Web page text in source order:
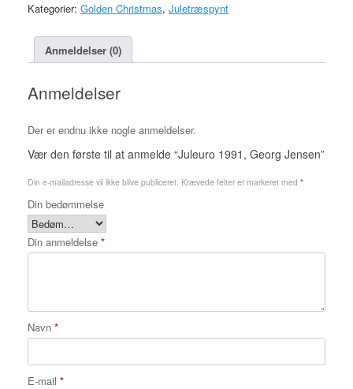
Kategorier: Golden Christmas, Juletræspynt
Anmeldelser (0)
Anmeldelser
Der er endnu ikke nogle anmeldelser.
Vær den første til at anmelde “Juleuro 1991, Georg Jensen”
Din e-mailadresse vil ikke blive publiceret. Krævede felter er markeret med *
Din bedømmelse
Din anmeldelse *
Navn *
E-mail *